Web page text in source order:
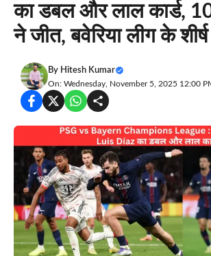
का डबल और लाल कार्ड, 10
ने जीत, बवेरिया लीग के
By Hitesh Kumar
On: Wednesday, November 5, 2025 12:00